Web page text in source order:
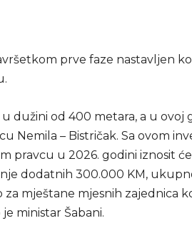
prve faze nastavljen
dužini od 400 metara, a u ovoj
Nemila – Bistričak. Sa ovom
u 2026. godini iznosit će
dodatnih 300.000 KM,
mještane mjesnih zajednica
ministar Šabani.